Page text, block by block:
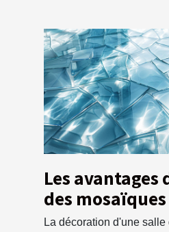
Les avantages
des
pour la salle
La décoration d'une salle